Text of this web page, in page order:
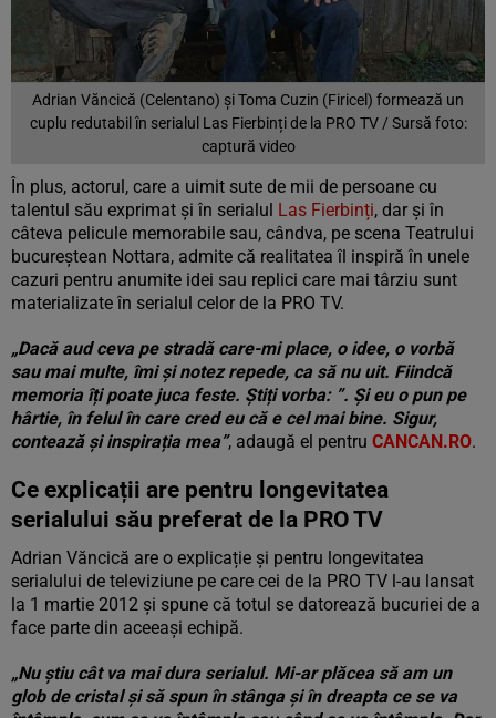
Adrian Văncică (Celentano) și Toma Cuzin (Firicel) formează un
cuplu redutabil în serialul Las Fierbinți de la PRO TV / Sursă foto:
captură video
În plus, actorul, care a uimit sute de mii de persoane cu
talentul său exprimat și în serialul Las Fierbinți, dar și în
câteva pelicule memorabile sau, cândva, pe scena Teatrului
bucureștean Nottara, admite că realitatea îl inspiră în unele
cazuri pentru anumite idei sau replici care mai târziu sunt
materializate în serialul celor de la PRO TV.
„Dacă aud ceva pe stradă care-mi place, o idee, o vorbă
sau mai multe, îmi și notez repede, ca să nu uit. Fiindcă
memoria îți poate juca feste. Știți vorba: ”. Și eu o pun pe
hârtie, în felul în care cred eu că e cel mai bine. Sigur,
contează și inspirația mea”, adaugă el pentru CANCAN.RO.
Ce explicații are pentru longevitatea
serialului său preferat de la PRO TV
Adrian Văncică are o explicație și pentru longevitatea
serialului de televiziune pe care cei de la PRO TV l-au lansat
la 1 martie 2012 și spune că totul se datorează bucuriei de a
face parte din aceeași echipă.
„Nu știu cât va mai dura serialul. Mi-ar plăcea să am un
glob de cristal și să spun în stânga și în dreapta ce se va